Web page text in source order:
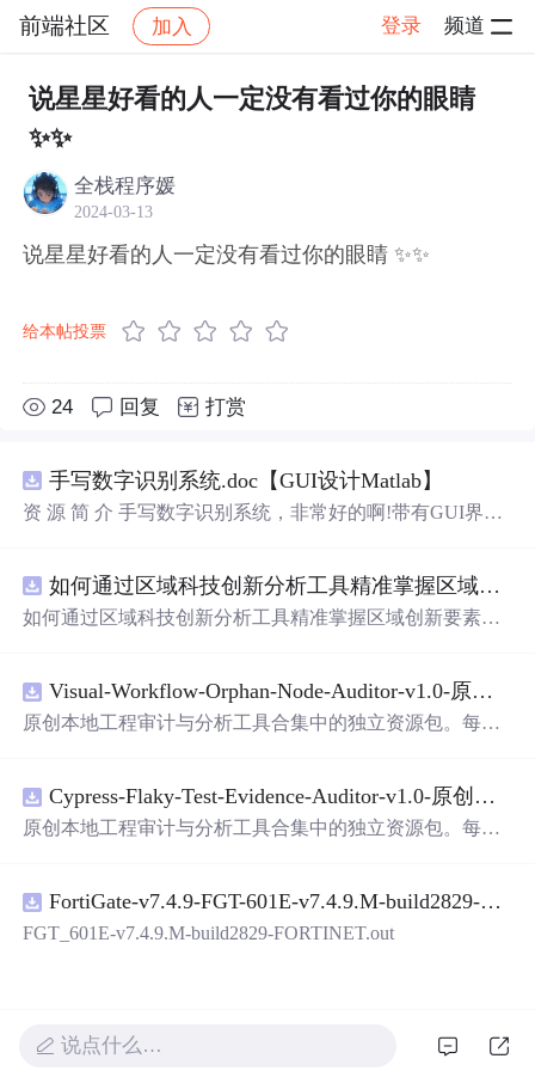
前端社区 加入 登录 频道
社区 前端社区 感慨 帖子详情
说星星好看的人一定没有看过你的眼睛
✨✨
全栈程序媛
2024-03-13
说星星好看的人一定没有看过你的眼睛 ✨✨
给本帖投票
24 回复 打赏
手写数字识别系统.doc【GUI设计Matlab】
资 源 简 介 手写数字识别系统，非常好的啊!带有GUI界
带有直观的图形用户界面（GUI），非常容易使用。你只
需要将手写数字输入系统，它将立即给出准确的识别结
是一个非常方便和实用的工具，你一定会喜欢它的！
如何通过区域科技创新分析工具精准掌握区域创新要素分布与产业链融合现状？.docx
如何通过区域科技创新分析工具精准掌握区域创新要素分
Visual-Workflow-Orphan-Node-Auditor-v1.0-原创源码与文档.zip
原创本地工程审计与分析工具合集中的独立资源包。每个
README、运行说明、功能清单、MIT License及原创与授
权声明。解压后进入project目录，执行npm test验证算法，
目源码、Logo、官方截图、论文、生产日志或其他受限素
材。适合前端开发、AI应用工程、测试审计和课程实践。
Cypress-Flaky-Test-Evidence-Auditor-v1.0-原创源码与文档.zip
原创本地工程审计与分析工具合集中的独立资源包。每个
README、运行说明、功能清单、MIT License及原创与授
权声明。解压后进入project目录，执行npm test验证算法，
FortiGate-v7.4.9-FGT-601E-v7.4.9.M-build2829-FORTINET.out
FGT_601E-v7.4.9.M-build2829-FORTINET.out
说点什么…